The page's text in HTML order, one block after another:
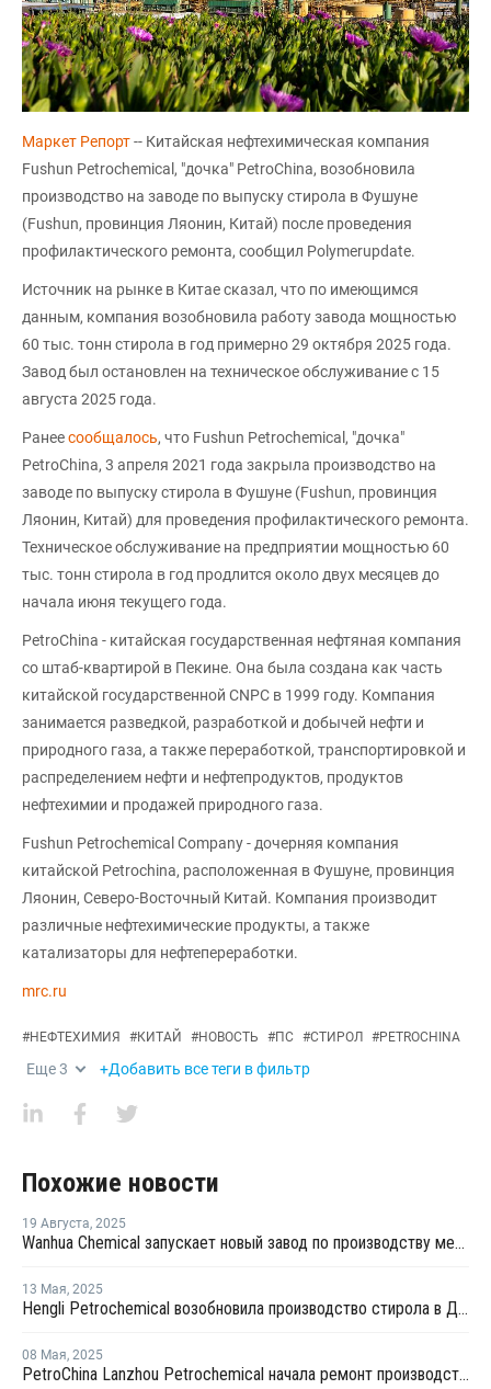
Маркет Репорт-- Китайская нефтехимическая компания
Fushun Petrochemical, "дочка" PetroChina, возобновила
производство на заводе по выпуску стирола в Фушуне
(Fushun, провинция Ляонин, Китай) после проведения
профилактического ремонта, сообщил Polymerupdate.
Источник на рынке в Китае сказал, что по имеющимся
данным, компания возобновила работу завода мощностью
60 тыс. тонн стирола в год примерно 29 октября 2025 года.
Завод был остановлен на техническое обслуживание с 15
августа 2025 года.
Ранеесообщалось, что Fushun Petrochemical, "дочка"
PetroChina, 3 апреля 2021 года закрыла производство на
заводе по выпуску стирола в Фушуне (Fushun, провинция
Ляонин, Китай) для проведения профилактического ремонта.
Техническое обслуживание на предприятии мощностью 60
тыс. тонн стирола в год продлится около двух месяцев до
начала июня текущего года.
PetroChina - китайская государственная нефтяная компания
со штаб-квартирой в Пекине. Она была создана как часть
китайской государственной CNPC в 1999 году. Компания
занимается разведкой, разработкой и добычей нефти и
природного газа, а также переработкой, транспортировкой и
распределением нефти и нефтепродуктов, продуктов
нефтехимии и продажей природного газа.
Fushun Petrochemical Company - дочерняя компания
китайской Petrochina, расположенная в Фушуне, провинция
Ляонин, Северо-Восточный Китай. Компания производит
различные нефтехимические продукты, а также
катализаторы для нефтепереработки.
mrc.ru
#НЕФТЕХИМИЯ #КИТАЙ #НОВОСТЬ #ПС #СТИРОЛ #PETROCHINA
Еще3 +Добавить все теги в фильтр
Похожие новости
19 Августа, 2025
Wanhua Chemical запускает новый завод по производству метилметакрилата стирола оптического класса в Китае
13 Мая, 2025
Hengli Petrochemical возобновила производство стирола в Даляне после ремонта
08 Мая, 2025
PetroChina Lanzhou Petrochemical начала ремонт производства стирола в Китае